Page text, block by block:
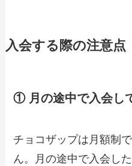
入会する際の注意点
① 月の途中で入会し
チョコザップは月額制
ん。月の途中で入会し